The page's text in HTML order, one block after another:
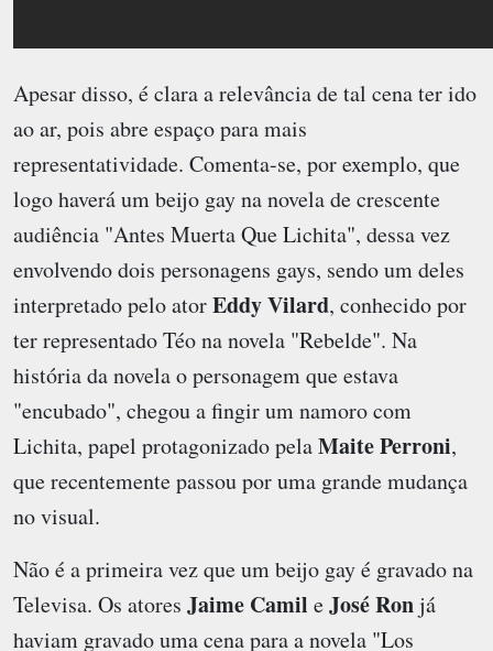
Apesar disso, é clara a relevância de tal cena ter ido
ao ar, pois abre espaço para mais
representatividade. Comenta-se, por exemplo, que
logo haverá um beijo gay na novela de crescente
audiência "Antes Muerta Que Lichita", dessa vez
envolvendo dois personagens gays, sendo um deles
interpretado pelo atorEddy Vilard, conhecido por
ter representado Téo na novela "Rebelde". Na
história da novela o personagem que estava
"encubado", chegou a fingir um namoro com
Lichita, papel protagonizado pelaMaite Perroni,
que recentemente passou por uma grande mudança
no visual.
Não é a primeira vez que um beijo gay é gravado na
Televisa. Os atores Jaime Camil eJosé Ronjá
haviam gravado uma cena para a novela "Los